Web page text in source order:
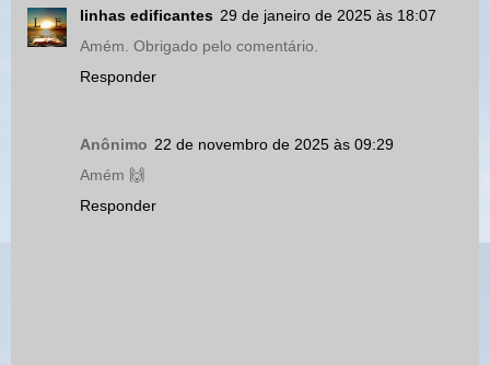
linhas edificantes 29 de janeiro de 2025 às 18:07
Amém. Obrigado pelo comentário.
Responder
Anônimo 22 de novembro de 2025 às 09:29
Amém 🙌
Responder